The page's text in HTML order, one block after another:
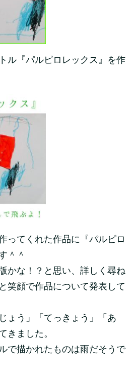
ル『パルピロレックス』を作
ってくれた作品に『パルピロ
＾＾
かな！？と思い、詳しく尋ね
笑顔で作品について発表して
ょう」「てっきょう」「あ
きました。
で描かれたものは雨だそうで